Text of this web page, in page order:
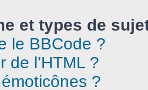
et types de
le BBCode ?
de l’HTML ?
?